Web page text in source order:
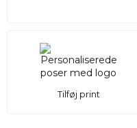
Tilføj print